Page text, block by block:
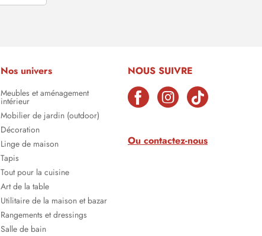
Nos univers
Meubles et aménagement
intérieur
Mobilier de jardin (outdoor)
Décoration
Linge de maison
Tapis
Tout pour la cuisine
Art de la table
Utilitaire de la maison et bazar
Rangements et dressings
Salle de bain
NOUS SUIVRE
Ou contactez-nous